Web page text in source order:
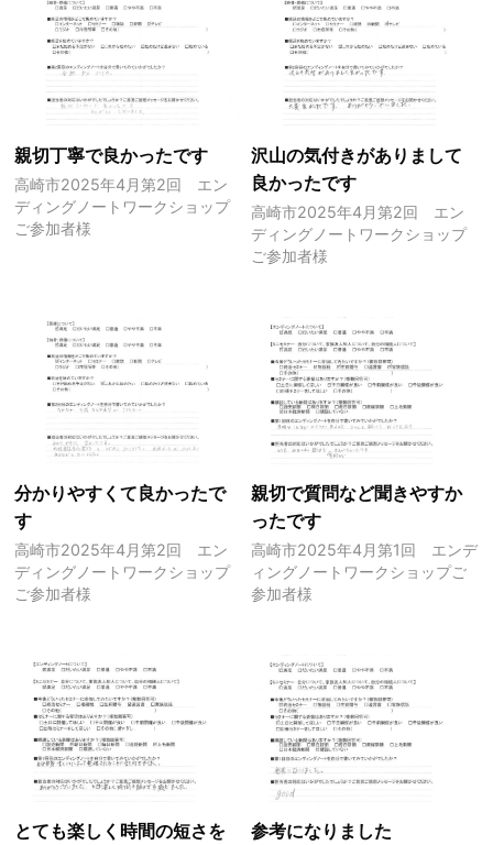
親切丁寧で良かったです
高崎市2025年4月第2回 エン
ディングノートワークショップ
ご参加者様
沢山の気付きがありまして
良かったです
高崎市2025年4月第2回 エン
ディングノートワークショップ
ご参加者様
分かりやすくて良かったで
す
高崎市2025年4月第2回 エン
ディングノートワークショップ
ご参加者様
親切で質問など聞きやすか
ったです
高崎市2025年4月第1回 エンデ
ィングノートワークショップご
参加者様
とても楽しく時間の短さを
参考になりました